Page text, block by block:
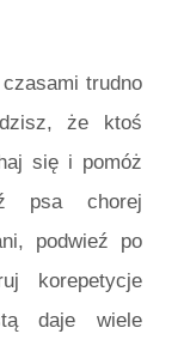
trudno
że ktoś
się i pomóż
psa chorej
podwieź po
korepetycje
daje wiele